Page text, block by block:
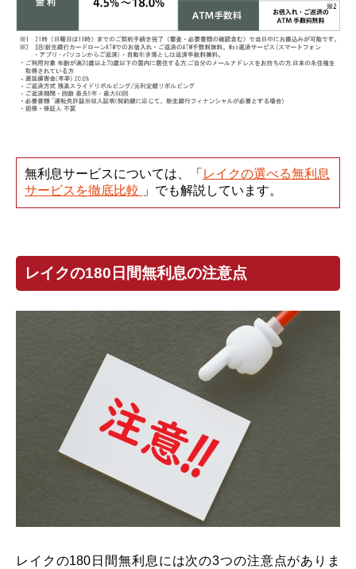
無利息サービスについては、「 レイクの選べる無利息
サービスを徹底比較 」でも解説しています。
レイクの180日間無利息の注意点
レイクの180日間無利息には次の3つの注意点がありま